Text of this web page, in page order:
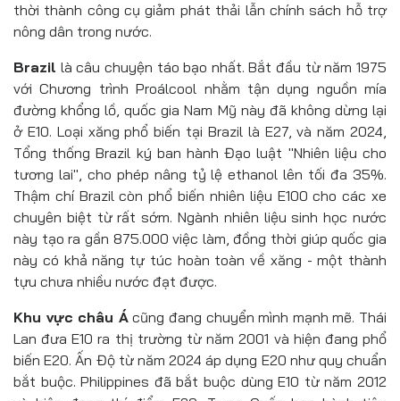
thời thành công cụ giảm phát thải lẫn chính sách hỗ trợ
nông dân trong nước.
Brazil là câu chuyện táo bạo nhất. Bắt đầu từ năm 1975
với Chương trình Proálcool nhằm tận dụng nguồn mía
đường khổng lồ, quốc gia Nam Mỹ này đã không dừng lại
ở E10. Loại xăng phổ biến tại Brazil là E27, và năm 2024,
Tổng thống Brazil ký ban hành Đạo luật "Nhiên liệu cho
tương lai", cho phép nâng tỷ lệ ethanol lên tối đa 35%.
Thậm chí Brazil còn phổ biến nhiên liệu E100 cho các xe
chuyên biệt từ rất sớm. Ngành nhiên liệu sinh học nước
này tạo ra gần 875.000 việc làm, đồng thời giúp quốc gia
này có khả năng tự túc hoàn toàn về xăng - một thành
tựu chưa nhiều nước đạt được.
Khu vực châu Ácũng đang chuyển mình mạnh mẽ. Thái
Lan đưa E10 ra thị trường từ năm 2001 và hiện đang phổ
biến E20. Ấn Độ từ năm 2024 áp dụng E20 như quy chuẩn
bắt buộc. Philippines đã bắt buộc dùng E10 từ năm 2012